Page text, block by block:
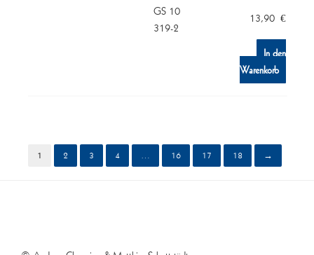
GS 10
319-2
13,90 €
In den
Warenkorb
1 2 3 4 16 17 18 →